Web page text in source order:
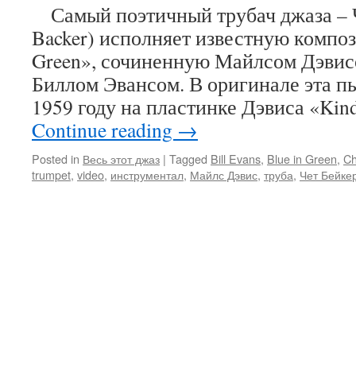
Самый поэтичный трубач джаза –
Backer) исполняет известную
Green», сочиненную Майлсом
Биллом Эвансом. В оригинале эта
1959 году на пластинке Дэвиса
Continue reading →
Posted in Весь этот джаз | Tagged Bill Evans, Blue in Green,
trumpet, video, инструментал, Майлс Дэвис, труба, Чет